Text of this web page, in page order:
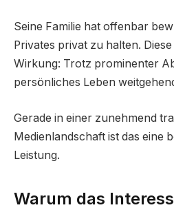
Seine Familie hat offenbar
Privates privat zu halten.
Wirkung: Trotz prominenter
persönliches Leben
Gerade in einer zunehmend
Medienlandschaft ist das eine
Leistung.
Warum das